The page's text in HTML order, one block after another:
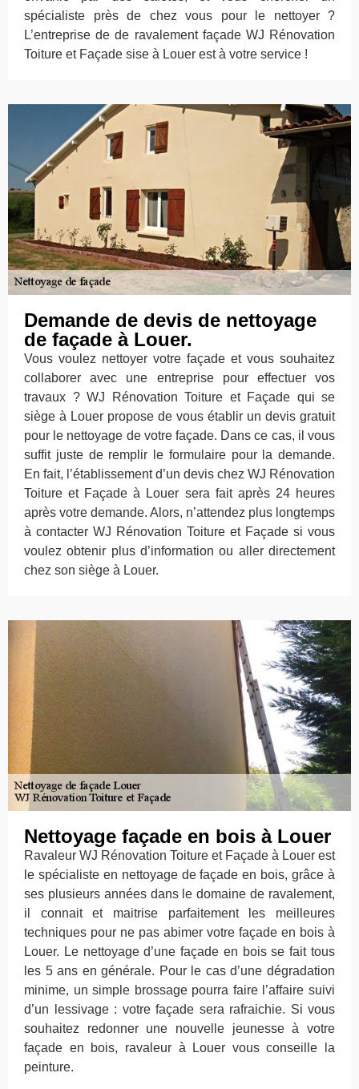
spécialiste près de chez vous pour le nettoyer ?
L’entreprise de de ravalement façade WJ Rénovation
Toiture et Façade sise à Louer est à votre service !
Demande de devis de nettoyage
de façade à Louer.
Vous voulez nettoyer votre façade et vous souhaitez
collaborer avec une entreprise pour effectuer vos
travaux ? WJ Rénovation Toiture et Façade qui se
siège à Louer propose de vous établir un devis gratuit
pour le nettoyage de votre façade. Dans ce cas, il vous
suffit juste de remplir le formulaire pour la demande.
En fait, l’établissement d’un devis chez WJ Rénovation
Toiture et Façade à Louer sera fait après 24 heures
après votre demande. Alors, n’attendez plus longtemps
à contacter WJ Rénovation Toiture et Façade si vous
voulez obtenir plus d’information ou aller directement
chez son siège à Louer.
Nettoyage façade en bois à Louer
Ravaleur WJ Rénovation Toiture et Façade à Louer est
le spécialiste en nettoyage de façade en bois, grâce à
ses plusieurs années dans le domaine de ravalement,
il connait et maitrise parfaitement les meilleures
techniques pour ne pas abimer votre façade en bois à
Louer. Le nettoyage d’une façade en bois se fait tous
les 5 ans en générale. Pour le cas d’une dégradation
minime, un simple brossage pourra faire l’affaire suivi
d’un lessivage : votre façade sera rafraichie. Si vous
souhaitez redonner une nouvelle jeunesse à votre
façade en bois, ravaleur à Louer vous conseille la
peinture.